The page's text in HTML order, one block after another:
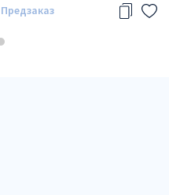
Предзаказ